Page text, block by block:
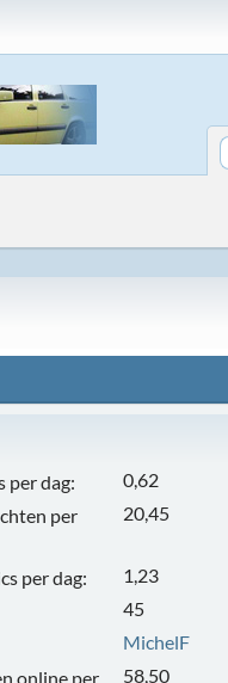
per dag:
0,62
per
20,45
per dag:
1,23
45
MichelF
online per
58,50